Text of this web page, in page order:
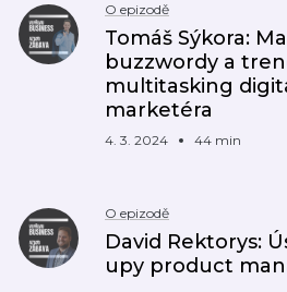
O epizodě
Tomáš Sýkora:
buzzwordy a
multitasking
marketéra
4. 3. 2024 44 min
O epizodě
David Rektorys:
upy product